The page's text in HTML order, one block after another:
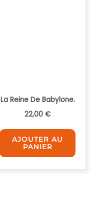
La Reine De Babylone.
22,00 €
AJOUTER AU
PANIER